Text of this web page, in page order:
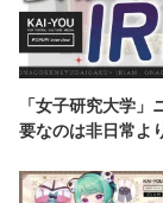
「女子研究大学
要なのは非日常よ